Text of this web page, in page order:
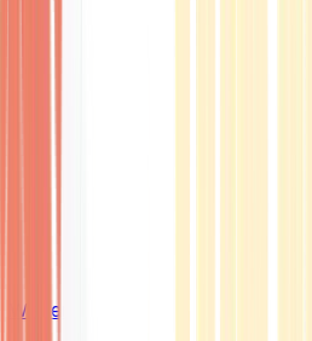
Wissen